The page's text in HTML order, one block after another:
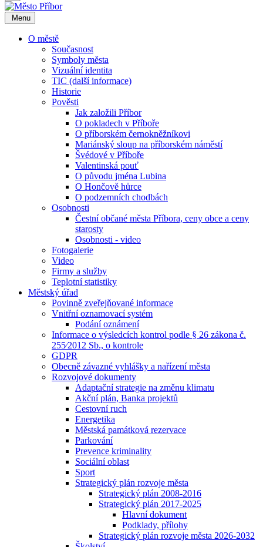
Menu
O městě
Současnost
Symboly města
Vizuální identita
TIC (další informace)
Historie
Pověsti
Jak založili Příbor
O pokladech v Příboře
O příborském černokněžníkovi
Mariánský sloup na příborském náměstí
Švédové v Příboře
Valentinská pouť
O původu jména Lubina
O Hončově hůrce
O podzemních chodbách
Osobnosti
Čestní občané města Příbora, ceny obce a ceny
starosty
Osobnosti - video
Fotogalerie
Video
Firmy a služby
Teplotní statistiky
Městský úřad
Povinně zveřejňované informace
Vnitřní oznamovací systém
Podání oznámení
Informace o výsledcích kontrol podle § 26 zákona č.
255⁄2012 Sb., o kontrole
GDPR
Obecně závazné vyhlášky a nařízení města
Rozvojové dokumenty
Adaptační strategie na změnu klimatu
Akční plán, Banka projektů
Cestovní ruch
Energetika
Městská památková rezervace
Parkování
Prevence kriminality
Sociální oblast
Sport
Strategický plán rozvoje města
Strategický plán 2008-2016
Strategický plán 2017-2025
Hlavní dokument
Podklady, přílohy
Strategický plán rozvoje města 2026-2032